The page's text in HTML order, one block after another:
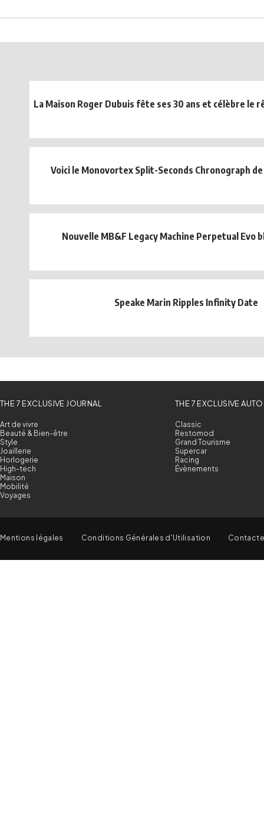
La Maison Roger Dubuis fête ses 30 ans et célèbre le
Voici le Monovortex Split-Seconds Chronograph
Nouvelle MB&F Legacy Machine Perpetual Evo
Speake Marin Ripples Infinity Date
THE 7 EXCLUSIVE JOURNAL
Art de vivre
Beauté & Bien-être
Style
Joaillerie
Horlogerie
High-tech
Maison
Mobilité
Voyages
THE 7 EXCLUSIVE AUTO
Classic
Restomod
Grand Tourisme
Supercar
Racing
Évènements
Mentions légales Conditions Générales d'Utilisation